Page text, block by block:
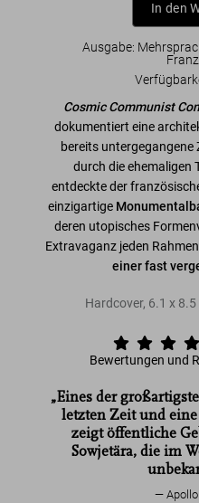
In den
Ausgabe:
Cosmic Communist
dokumentiert eine
bereits untergegangene
durch die ehemaligen
entdeckte der
einzigartige
deren utopisches
Extravaganz jeden
einer fast
Hardcover, 6.1 x 8.5
Bewertungen und
„Eines der
letzten Zeit und eine
zeigt öffentliche
Sowjetära, die im